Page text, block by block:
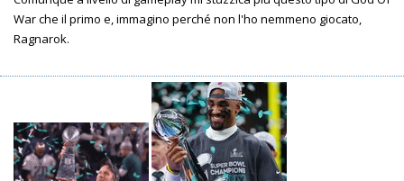
War che il primo e, immagino perché non l'ho nemmeno giocato,
Ragnarok.